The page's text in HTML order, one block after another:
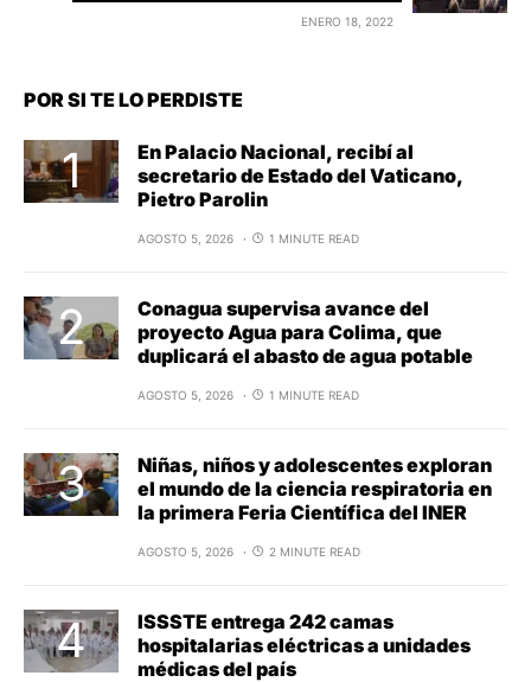
ENERO 18, 2022
POR SI TE LO PERDISTE
En Palacio Nacional, recibí al
secretario de Estado del Vaticano,
Pietro Parolin
AGOSTO 5, 2026 1 MINUTE READ
Conagua supervisa avance del
proyecto Agua para Colima, que
duplicará el abasto de agua potable
AGOSTO 5, 2026 1 MINUTE READ
Niñas, niños y adolescentes exploran
el mundo de la ciencia respiratoria en
la primera Feria Científica del INER
AGOSTO 5, 2026 2 MINUTE READ
ISSSTE entrega 242 camas
hospitalarias eléctricas a unidades
médicas del país